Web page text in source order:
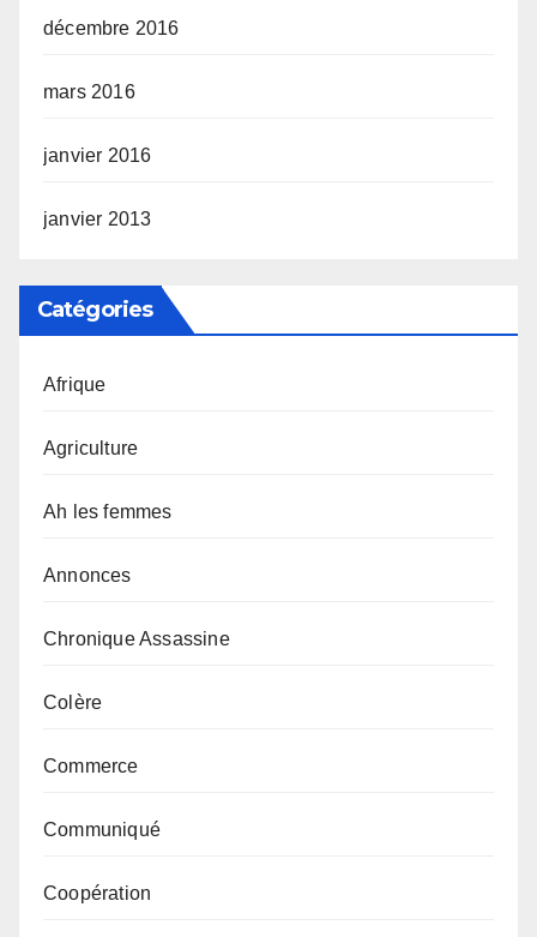
décembre 2016
mars 2016
janvier 2016
janvier 2013
Catégories
Afrique
Agriculture
Ah les femmes
Annonces
Chronique Assassine
Colère
Commerce
Communiqué
Coopération